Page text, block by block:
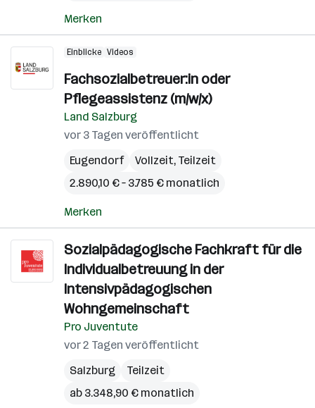
Merken
Einblicke Videos
Fachsozialbetreuer:in oder
Pflegeassistenz (m/w/x)
Land Salzburg
vor 3 Tagen veröffentlicht
Eugendorf
Vollzeit, Teilzeit
2.890,10 € – 3.785 € monatlich
Merken
Sozialpädagogische Fachkraft für die
Individualbetreuung in der
Intensivpädagogischen
Wohngemeinschaft
Pro Juventute
vor 2 Tagen veröffentlicht
Salzburg
Teilzeit
ab 3.348,90 € monatlich